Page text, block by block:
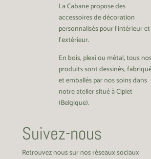
La Cabane propose des
accessoires de décoration
personnalisés pour l’intérieur et
l’extérieur.
En bois, plexi ou métal, tous
produits sont dessinés,
et emballés par nos soins dans
notre atelier situé à Ciplet
(Belgique).
Suivez-nous
Retrouvez nous sur nos réseaux sociaux